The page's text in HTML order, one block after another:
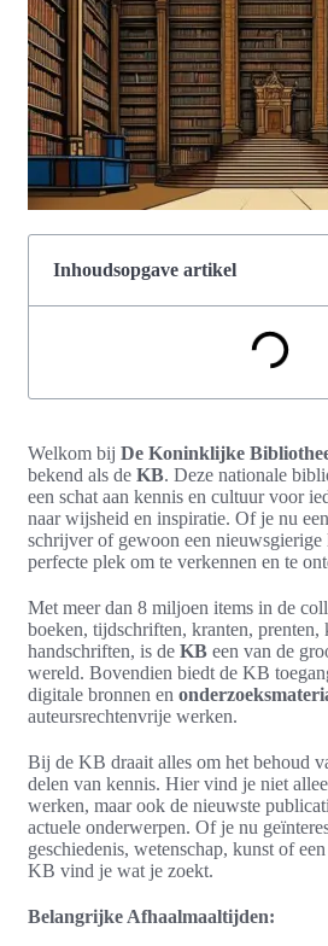
Inhoudsopgave artikel
Welkom bij De Koninklijke
bekend als de KB. Deze nationale
een schat aan kennis en cultuur voor
naar wijsheid en inspiratie. Of je nu
schrijver of gewoon een nieuwsgierige
perfecte plek om te verkennen en te
Met meer dan 8 miljoen items in de
boeken, tijdschriften, kranten, prenten,
handschriften, is de KB een van de
wereld. Bovendien biedt de KB
digitale bronnen en
auteursrechtenvrije werken.
Bij de KB draait alles om het behoud
delen van kennis. Hier vind je niet
werken, maar ook de nieuwste
actuele onderwerpen. Of je nu
geschiedenis, wetenschap, kunst of
KB vind je wat je zoekt.
Belangrijke Afhaalmaaltijden: